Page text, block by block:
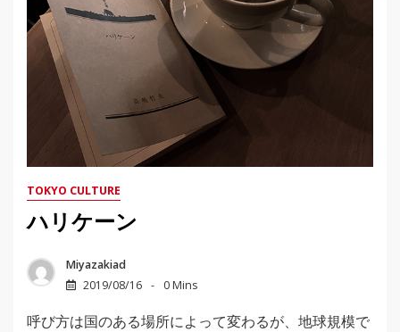
TOKYO CULTURE
ハリケーン
Miyazakiad
2019/08/16
0 Mins
呼び方は国のある場所によって変わるが、地球規模で